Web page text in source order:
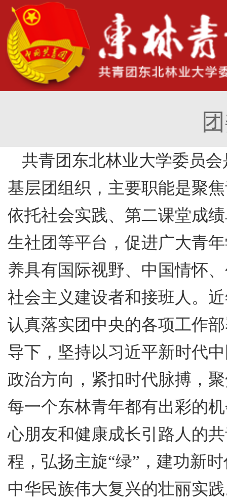
共青团东北林业大学委员
基层团组织，主要职能是聚
依托社会实践、第二课堂成
生社团等平台，促进广大青
养具有国际视野、中国情怀
社会主义建设者和接班人。
认真落实团中央的各项工作
导下，坚持以习近平新时代
政治方向，紧扣时代脉搏，
每一个东林青年都有出彩的
心朋友和健康成长引路人的
程，弘扬主旋“绿”，建功新
中华民族伟大复兴的壮丽实